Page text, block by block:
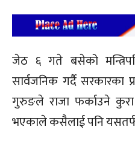
जेठ ६ गते बसेको
सार्वजनिक गर्दै सरकारका
गुरुङले राजा फर्काउने
भएकाले कसैलाई पनि